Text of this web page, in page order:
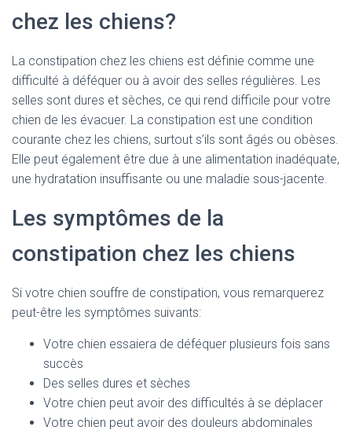
chez les chiens?
La constipation chez les chiens est définie comme une
difficulté à déféquer ou à avoir des selles régulières. Les
selles sont dures et sèches, ce qui rend difficile pour votre
chien de les évacuer. La constipation est une condition
courante chez les chiens, surtout s’ils sont âgés ou obèses.
Elle peut également être due à une alimentation inadéquate,
une hydratation insuffisante ou une maladie sous-jacente.
Les symptômes de la
constipation chez les chiens
Si votre chien souffre de constipation, vous remarquerez
peut-être les symptômes suivants:
Votre chien essaiera de déféquer plusieurs fois sans
succès
Des selles dures et sèches
Votre chien peut avoir des difficultés à se déplacer
Votre chien peut avoir des douleurs abdominales